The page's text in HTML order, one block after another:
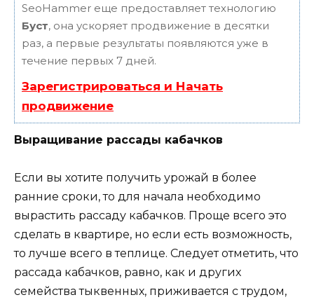
SeoHammer еще предоставляет технологию
Буст, она ускоряет продвижение в десятки
раз, а первые результаты появляются уже в
течение первых 7 дней.
Зарегистрироваться и Начать
продвижение
Выращивание рассады кабачков
Если вы хотите получить урожай в более
ранние сроки, то для начала необходимо
вырастить рассаду кабачков. Проще всего это
сделать в квартире, но если есть возможность,
то лучше всего в теплице. Следует отметить, что
рассада кабачков, равно, как и других
семейства тыквенных, приживается с трудом,